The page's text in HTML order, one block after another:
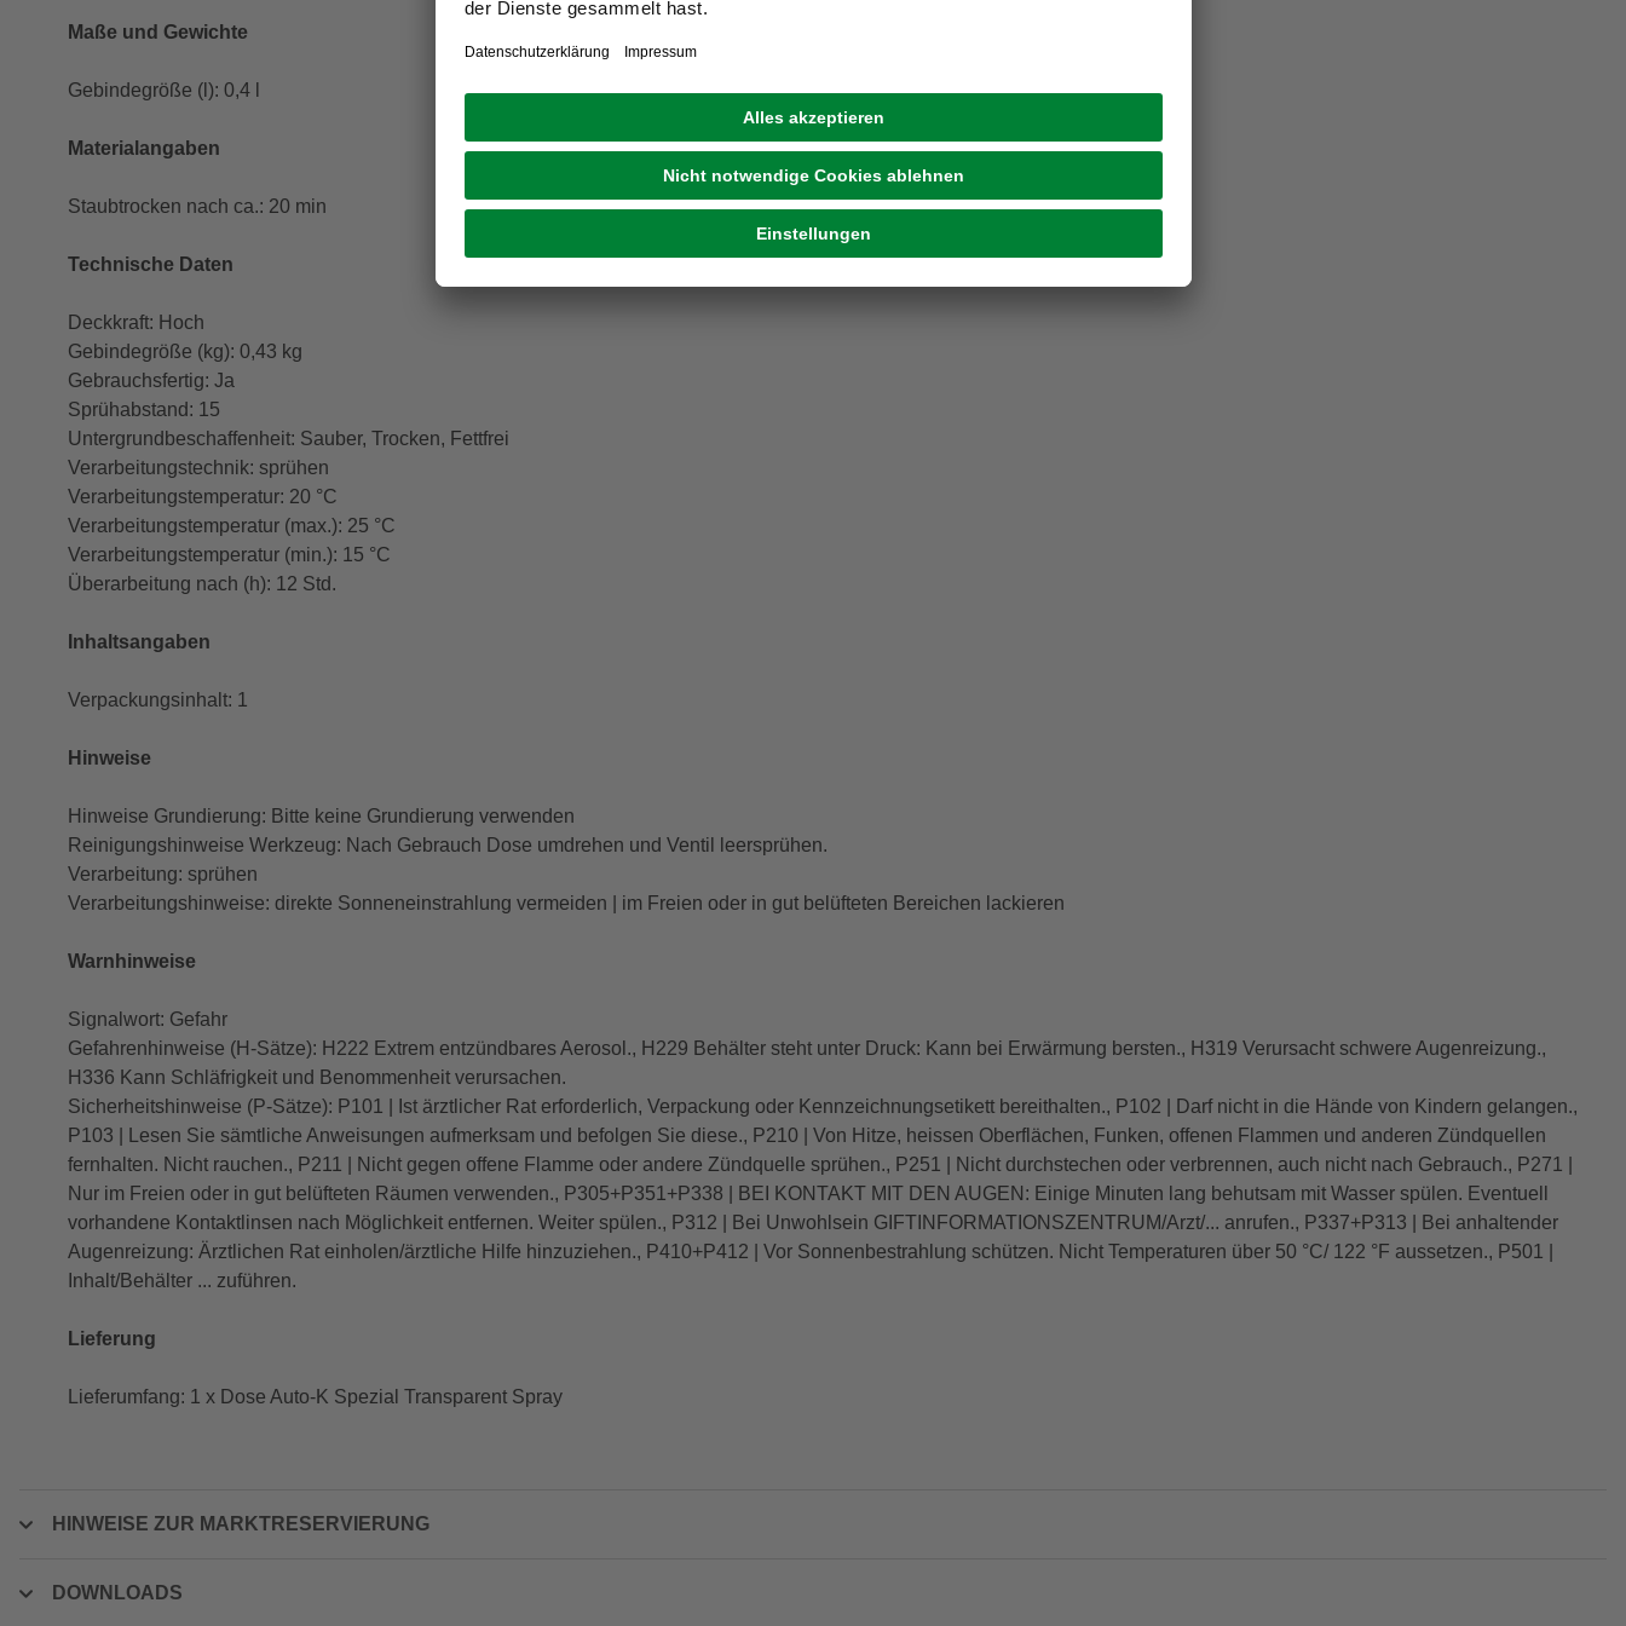
Maße und Gewichte
Gebindegröße (l): 0,4 l
Materialangaben
Staubtrocken nach ca.: 20 min
Technische Daten
Deckkraft: Hoch
Gebindegröße (kg): 0,43 kg
Gebrauchsfertig: Ja
Sprühabstand: 15
Untergrundbeschaffenheit: Sauber, Trocken, Fettfrei
Verarbeitungstechnik: sprühen
Verarbeitungstemperatur: 20 °C
Verarbeitungstemperatur (max.): 25 °C
Verarbeitungstemperatur (min.): 15 °C
Überarbeitung nach (h): 12 Std.
Inhaltsangaben
Verpackungsinhalt: 1
Hinweise
Hinweise Grundierung: Bitte keine Grundierung verwenden
Reinigungshinweise Werkzeug: Nach Gebrauch Dose umdrehen und Ventil leersprühen.
Verarbeitung: sprühen
Verarbeitungshinweise: direkte Sonneneinstrahlung vermeiden | im Freien oder in gut belüfteten Bereichen lackieren
Warnhinweise
Signalwort: Gefahr
Gefahrenhinweise (H-Sätze): H222 Extrem entzündbares Aerosol., H229 Behälter steht unter Druck: Kann bei Erwärmung bersten., H319 Verursacht schwere Augenreizung.,
H336 Kann Schläfrigkeit und Benommenheit verursachen.
Sicherheitshinweise (P-Sätze): P101 | Ist ärztlicher Rat erforderlich, Verpackung oder Kennzeichnungsetikett bereithalten., P102 | Darf nicht in die Hände von Kindern gelangen.,
P103 | Lesen Sie sämtliche Anweisungen aufmerksam und befolgen Sie diese., P210 | Von Hitze, heissen Oberflächen, Funken, offenen Flammen und anderen Zündquellen
fernhalten. Nicht rauchen., P211 | Nicht gegen offene Flamme oder andere Zündquelle sprühen., P251 | Nicht durchstechen oder verbrennen, auch nicht nach Gebrauch., P271 |
Nur im Freien oder in gut belüfteten Räumen verwenden., P305+P351+P338 | BEI KONTAKT MIT DEN AUGEN: Einige Minuten lang behutsam mit Wasser spülen. Eventuell
vorhandene Kontaktlinsen nach Möglichkeit entfernen. Weiter spülen., P312 | Bei Unwohlsein GIFTINFORMATIONSZENTRUM/Arzt/... anrufen., P337+P313 | Bei anhaltender
Augenreizung: Ärztlichen Rat einholen/ärztliche Hilfe hinzuziehen., P410+P412 | Vor Sonnenbestrahlung schützen. Nicht Temperaturen über 50 °C/ 122 °F aussetzen., P501 |
Inhalt/Behälter ... zuführen.
Lieferung
Lieferumfang: 1 x Dose Auto-K Spezial Transparent Spray
HINWEISE ZUR MARKTRESERVIERUNG
DOWNLOADS